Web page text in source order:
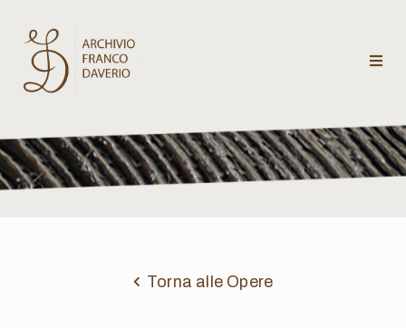
Archivio
Franco
Daverio
Torna alle Opere